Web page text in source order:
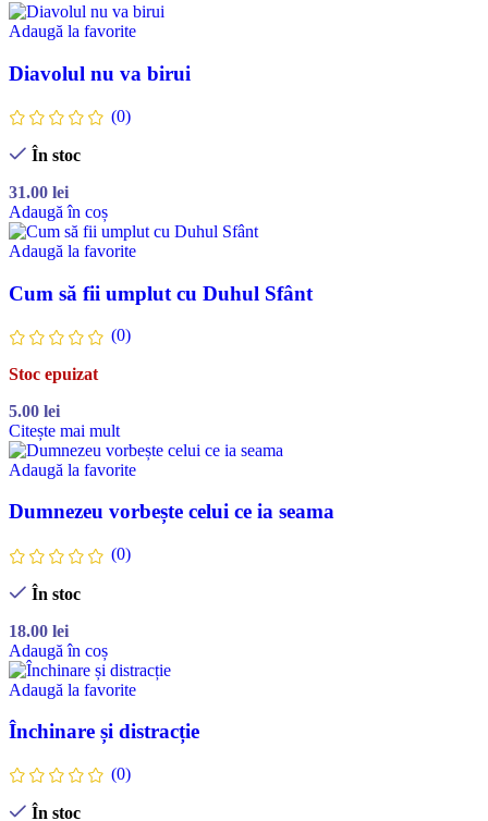
Adaugă la favorite
Diavolul nu va birui
(0)
În stoc
31.00 lei
Adaugă în coș
Adaugă la favorite
Cum să fii umplut cu Duhul Sfânt
(0)
Stoc epuizat
5.00 lei
Citește mai mult
Adaugă la favorite
Dumnezeu vorbește celui ce ia seama
(0)
În stoc
18.00 lei
Adaugă în coș
Adaugă la favorite
Închinare și distracție
(0)
În stoc